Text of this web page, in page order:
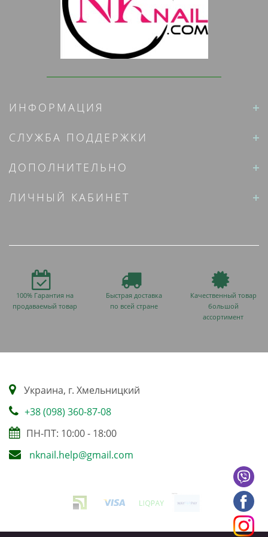
ИНФОРМАЦИЯ
СЛУЖБА ПОДДЕРЖКИ
ДОПОЛНИТЕЛЬНО
ЛИЧНЫЙ КАБИНЕТ
100% Гарантия на
продаваемый товар
Быстрая доставка
по всей стране
Качественный товар
большой
ассортимент
Украина, г. Хмельницкий
+38 (098) 360-87-08
ПН-ПТ: 10:00 - 18:00
nknail.help@gmail.com